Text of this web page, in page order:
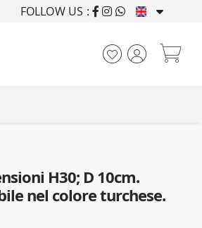
FURNISHING HOUSES
FOLLOW US :
H30; D 10cm.
nel colore turchese.